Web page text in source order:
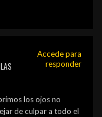
los ojos no
de culpar a todo el
Accede para
responder